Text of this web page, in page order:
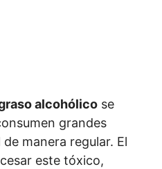
alcohólico se
grandes
manera regular. El
este tóxico,